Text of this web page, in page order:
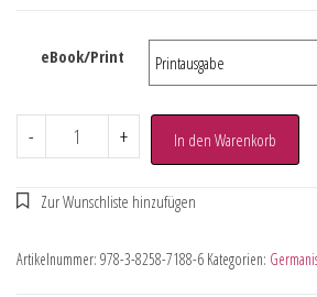
eBook/Print
- + In den Warenkorb
Artikelnummer: 978-3-8258-7188-6 Kategorien: